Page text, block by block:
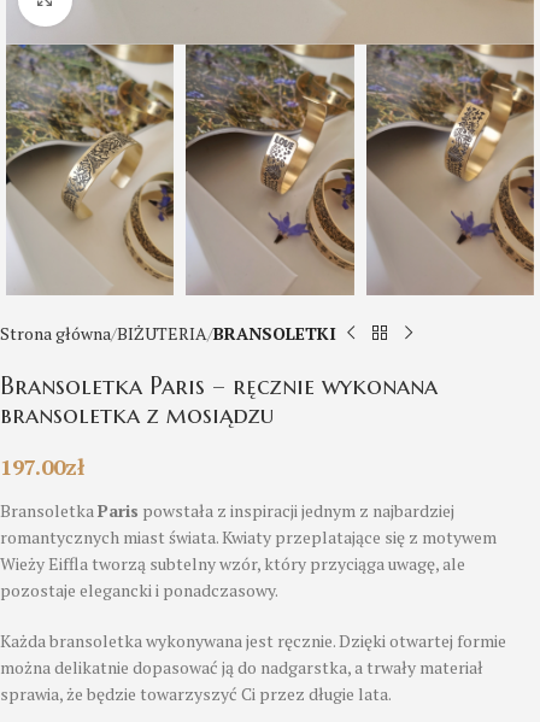
Strona główna BIŻUTERIA BRANSOLETKI
Bransoletka Paris – ręcznie wykonana
bransoletka z mosiądzu
197.00zł
Bransoletka Paris powstała z inspiracji jednym z najbardziej
romantycznych miast świata. Kwiaty przeplatające się z motywem
Wieży Eiffla tworzą subtelny wzór, który przyciąga uwagę, ale
pozostaje elegancki i ponadczasowy.
Każda bransoletka wykonywana jest ręcznie. Dzięki otwartej formie
można delikatnie dopasować ją do nadgarstka, a trwały materiał
sprawia, że będzie towarzyszyć Ci przez długie lata.